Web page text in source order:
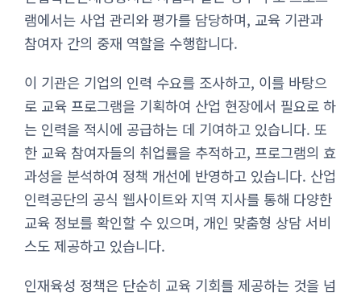
램에서는 사업 관리와 평가를 담당하며, 교육 기관과
참여자 간의 중재 역할을 수행합니다.
이 기관은 기업의 인력 수요를 조사하고, 이를 바탕으
로 교육 프로그램을 기획하여 산업 현장에서 필요로 하
는 인력을 적시에 공급하는 데 기여하고 있습니다. 또
한 교육 참여자들의 취업률을 추적하고, 프로그램의 효
과성을 분석하여 정책 개선에 반영하고 있습니다. 산업
인력공단의 공식 웹사이트와 지역 지사를 통해 다양한
교육 정보를 확인할 수 있으며, 개인 맞춤형 상담 서비
스도 제공하고 있습니다.
인재육성 정책은 단순히 교육 기회를 제공하는 것을 넘